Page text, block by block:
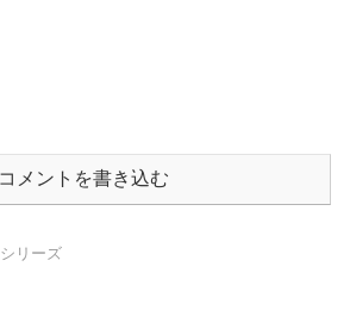
コメントを書き込む
リーズ